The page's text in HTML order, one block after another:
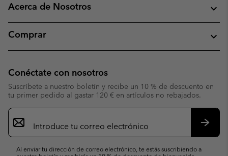
Acerca de Nosotros
Comprar
Conéctate con nosotros
Suscríbete a nuestro boletín y recibe un 10 % de descuento en
tu primer pedido al gastar 120 € en artículos no rebajados.
Suscripción
de
correo
Al enviar tu dirección de correo electrónico, te estás suscribiendo a